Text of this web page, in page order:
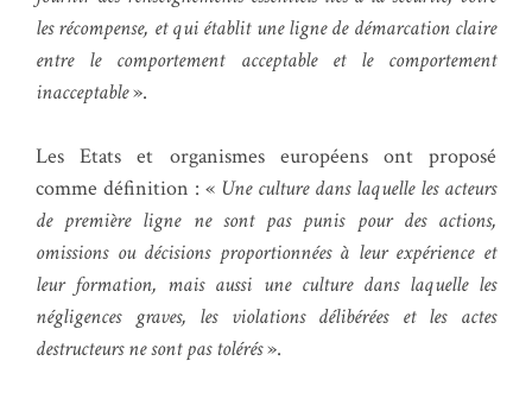
les récompense, et qui établit une ligne de démarcation claire
entre le comportement acceptable et le comportement
inacceptable».
Les Etats et organismes européens ont proposé
comme définition : « Une culture dans laquelle les acteurs
de première ligne ne sont pas punis pour des actions,
omissions ou décisions proportionnées à leur expérience et
leur formation, mais aussi une culture dans laquelle les
négligences graves, les violations délibérées et les actes
destructeurs ne sont pas tolérés».